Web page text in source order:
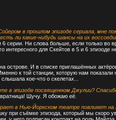
в прошлом эпизоде сериала, мне
ли какие-нибудь шансы на их
серии. Ни слова больше, если только во
для Скейтов в 5 и 6 эпизоде
острове. И в списке приглашённых
к той станции, которую нам
кое-что о скелетах...
в эпизоде посвященном Джулии?
Шучу. Я обожаю её.
в Нью-Йоркском театре повлияет на
при съёмке эпизода, который мы